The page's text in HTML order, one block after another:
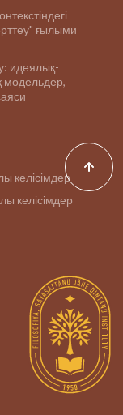
ғылыми
идеялық-
модельдер,
келісімдер
келісімдер